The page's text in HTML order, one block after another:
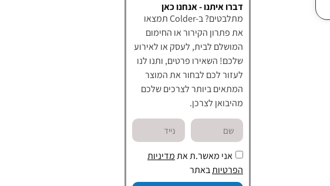
דברו איתנו - אנחנו כאן
מתלבטים? ב-Colder תמצאו
את פתרון הקירור או החימום
המושלם לבית, לעסק או לאירוע
שלכם! השאירו פרטים, ותנו לנו
לעזור לכם לבחור את המוצר
המתאים ביותר לצרכים שלכם
מהיבואן לצרכן.
אני מאשר.ת אתמדיניות
הפרטיותבאתר